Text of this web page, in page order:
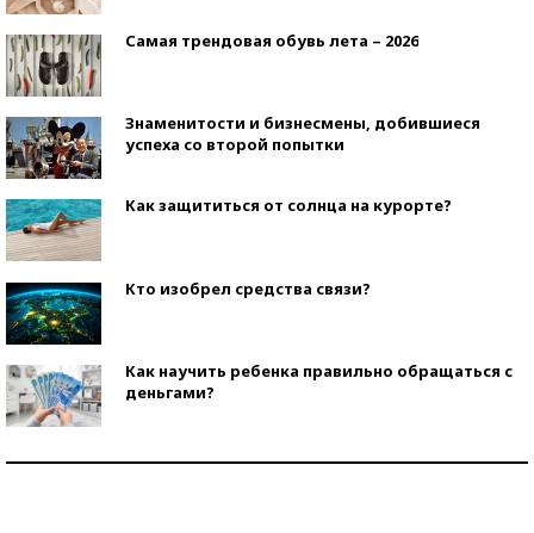
Самая трендовая обувь лета – 2026
Знаменитости и бизнесмены, добившиеся
успеха со второй попытки
Как защититься от солнца на курорте?
Кто изобрел средства связи?
Как научить ребенка правильно обращаться с
деньгами?